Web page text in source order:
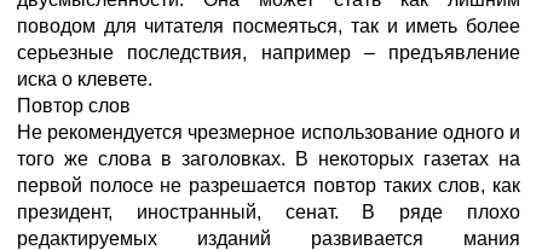
поводом для читателя посмеяться, так и иметь более
серьезные последствия, например – предъявление
иска о клевете.
Повтор слов
Не рекомендуется чрезмерное использование одного и
того же слова в заголовках. В некоторых газетах на
первой полосе не разрешается повтор таких слов, как
президент, иностранный, сенат. В ряде плохо
редактируемых изданий развивается мания